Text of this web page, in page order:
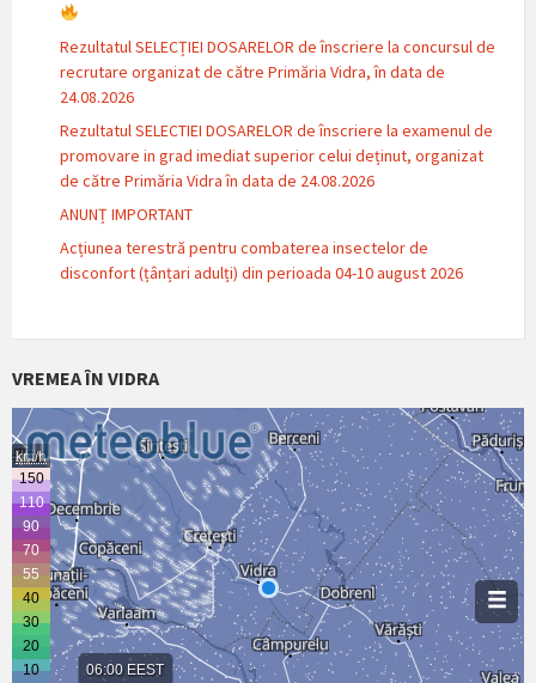
Rezultatul SELECȚIEI DOSARELOR de înscriere la concursul de
recrutare organizat de către Primăria Vidra, în data de
24.08.2026
Rezultatul SELECTIEI DOSARELOR de înscriere la examenul de
promovare in grad imediat superior celui deținut, organizat
de către Primăria Vidra în data de 24.08.2026
ANUNȚ IMPORTANT
Acțiunea terestră pentru combaterea insectelor de
disconfort (țânțari adulți) din perioada 04-10 august 2026
VREMEA ÎN VIDRA